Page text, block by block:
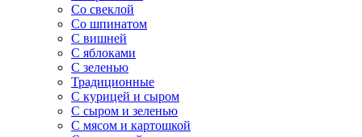
Со свеклой
Со шпинатом
С вишней
С яблоками
С зеленью
Традиционные
С курицей и сыром
С сыром и зеленью
С мясом и картошкой